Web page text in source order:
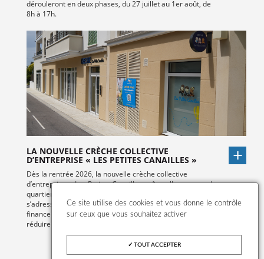
dérouleront en deux phases, du 27 juillet au 1er août, de
8h à 17h.
LA NOUVELLE CRÈCHE COLLECTIVE
D’ENTREPRISE « LES PETITES CANAILLES »
Dès la rentrée 2026, la nouvelle crèche collective
d’entreprise, « Les Petites Canailles » s’installe au cœur du
quartier Sainte-Honorine. Ce mode d’accueil innovant
s’adresse aux familles dont l’employeur participe au
financement de la place en crèche, permettant ainsi de
réduire significativement le reste à charge pour les parents.
VOIR TOUTES LES ACTUALITÉS
Ce site utilise des cookies et vous donne le contrôle
sur ceux que vous souhaitez activer
TOUT ACCEPTER